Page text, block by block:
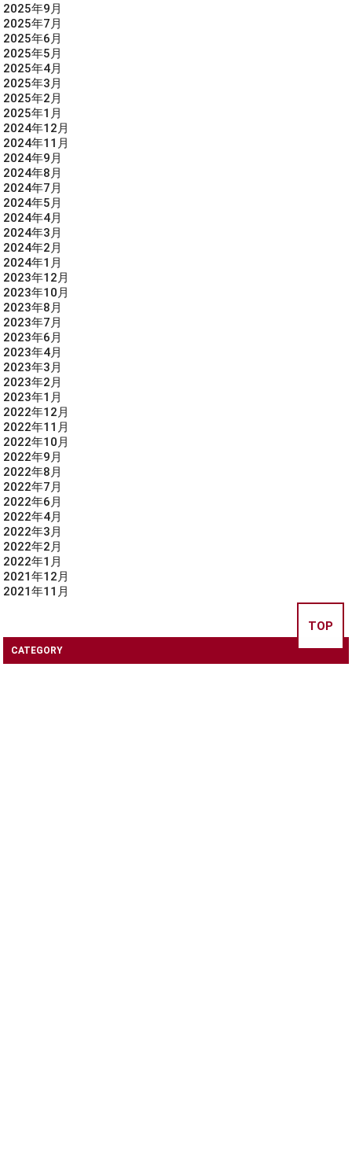
2025年9月
2025年7月
2025年6月
2025年5月
2025年4月
2025年3月
2025年2月
2025年1月
2024年12月
2024年11月
2024年9月
2024年8月
2024年7月
2024年5月
2024年4月
2024年3月
2024年2月
2024年1月
2023年12月
2023年10月
2023年8月
2023年7月
2023年6月
2023年4月
2023年3月
2023年2月
2023年1月
2022年12月
2022年11月
2022年10月
2022年9月
2022年8月
2022年7月
2022年6月
2022年4月
2022年3月
2022年2月
2022年1月
2021年12月
2021年11月
CATEGORY
TOP